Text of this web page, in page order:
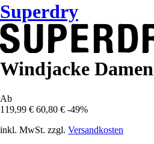
Superdry
Windjacke Damen
Ab
119,99 € 60,80 € -49%
inkl. MwSt. zzgl. Versandkosten